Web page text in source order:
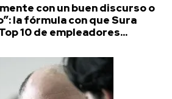
con un buen discurso o
la fórmula con que Sura
10 de empleadores...